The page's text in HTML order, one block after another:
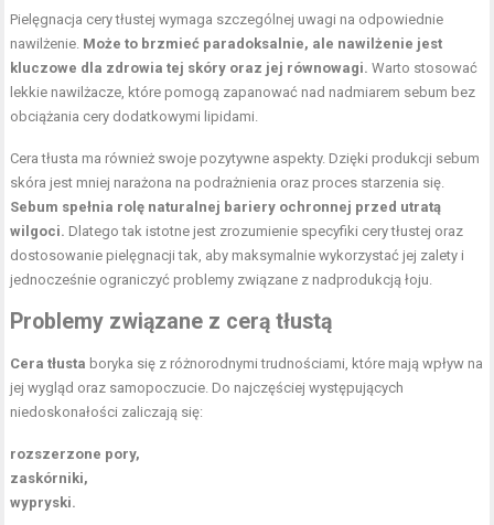
Pielęgnacja cerytłustej wymaga szczególnej uwagi na odpowiednie
nawilżenie. Może to brzmieć paradoksalnie, ale nawilżenie jest
kluczowe dla zdrowia tej skóry oraz jej równowagi. Warto stosować
lekkie nawilżacze, które pomogą zapanować nad nadmiarem sebum bez
obciążania cery dodatkowymi lipidami.
Cera tłusta ma również swoje pozytywne aspekty. Dzięki produkcji sebum
skóra jest mniej narażona na podrażnienia oraz proces starzenia się.
Sebum spełnia rolę naturalnej bariery ochronnej przed utratą
wilgoci. Dlatego tak istotne jest zrozumienie specyfiki cery tłustej oraz
dostosowanie pielęgnacji tak, aby maksymalnie wykorzystać jej zalety i
jednocześnie ograniczyć problemy związane z nadprodukcją łoju.
Problemy związane z cerą tłustą
Cera tłusta boryka się z różnorodnymi trudnościami, które mają wpływ na
jej wygląd oraz samopoczucie. Do najczęściej występujących
niedoskonałości zaliczają się:
rozszerzone pory,
zaskórniki,
wypryski.